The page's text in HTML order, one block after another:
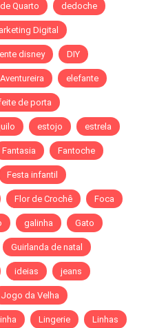
Quarto dedoche
Digital
disney DIY
elefante
de porta
estojo estrela
Fantasia Fantoche
Festa infantil
Flor de Crochê Foca
galinha Gato
Guirlanda de natal
ideias jeans
Jogo da Velha
Lingerie Linhas